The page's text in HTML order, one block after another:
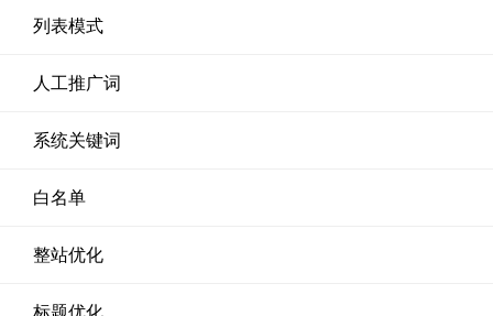
列表模式
人工推广词
系统关键词
白名单
整站优化
标题优化